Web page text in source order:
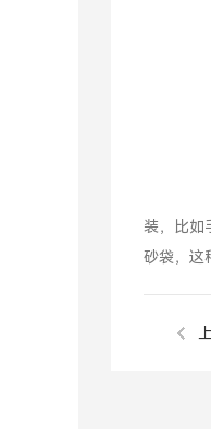
装，比如
砂袋，这